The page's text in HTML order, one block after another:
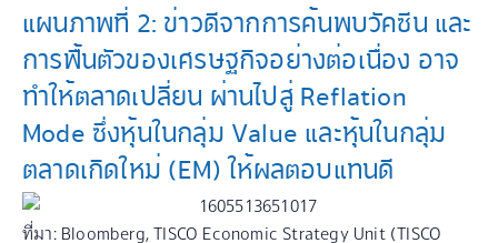
แผนภาพที่ 2: ข่าวดีจากการค้นพบวัคซีน และ
การฟื้นตัวของเศรษฐกิจอย่างต่อเนื่อง อาจ
ทำให้ตลาดเปลี่ยน ผ่านไปสู่ Reflation
Mode ซึ่งหุ้นในกลุ่ม Value และหุ้นในกลุ่ม
ตลาดเกิดใหม่ (EM) ให้ผลตอบแทนดี
ที่มา: Bloomberg, TISCO Economic Strategy Unit (TISCO